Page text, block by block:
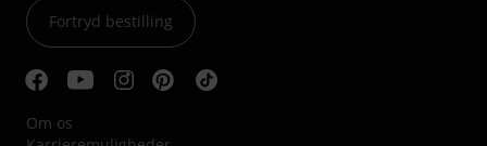
Fortryd bestilling
Om os